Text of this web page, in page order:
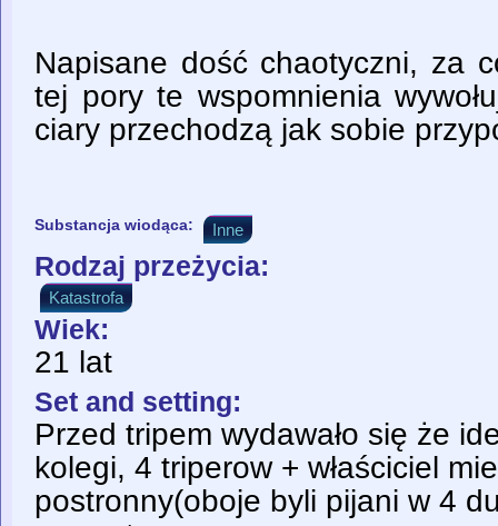
Napisane dość chaotyczni, za
tej pory te wspomnienia
ciary przechodzą jak sobie
Substancja wiodąca: Inne
Rodzaj przeżycia:
Katastrofa
Wiek:
21 lat
Set and setting:
Przed tripem wydawało się że
kolegi, 4 triperow + właściciel
postronny(oboje byli pijani w 4